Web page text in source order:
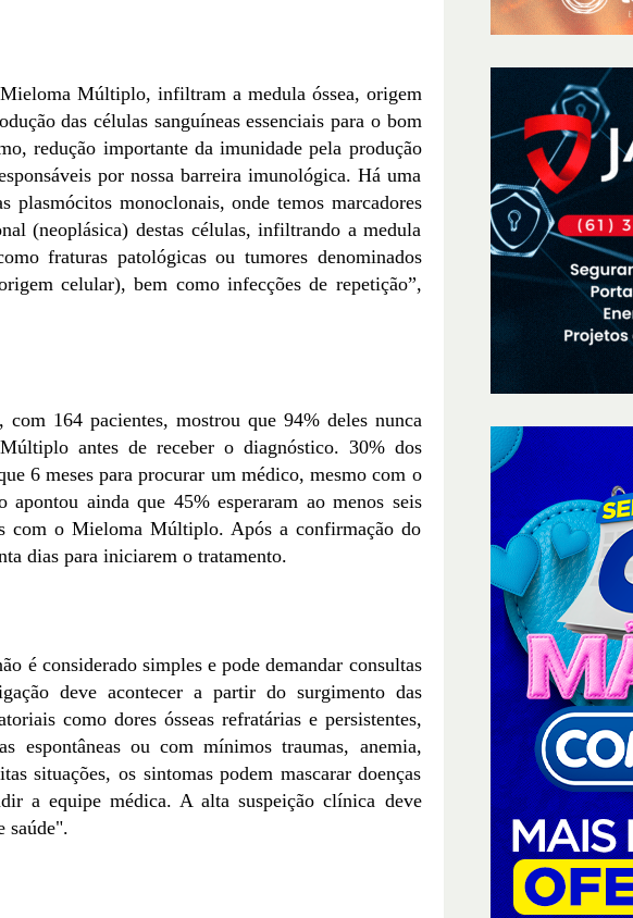
Múltiplo, infiltram a medula óssea, origem
das células sanguíneas essenciais para o bom
redução importante da imunidade pela produção
por nossa barreira imunológica. Há uma
plasmócitos monoclonais, onde temos marcadores
(neoplásica) destas células, infiltrando a medula
fraturas patológicas ou tumores denominados
celular), bem como infecções de repetição”,
164 pacientes, mostrou que 94% deles nunca
antes de receber o diagnóstico. 30% dos
6 meses para procurar um médico, mesmo com o
apontou ainda que 45% esperaram ao menos seis
com o Mieloma Múltiplo. Após a confirmação do
dias para iniciarem o tratamento.
é considerado simples e pode demandar consultas
deve acontecer a partir do surgimento das
como dores ósseas refratárias e persistentes,
espontâneas ou com mínimos traumas, anemia,
situações, os sintomas podem mascarar doenças
a equipe médica. A alta suspeição clínica deve
saúde".